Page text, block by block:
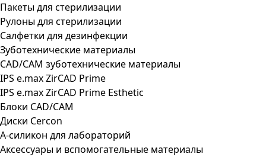
Пакеты для стерилизации
Рулоны для стерилизации
Салфетки для дезинфекции
Зуботехнические материалы
CAD/CAM зуботехнические материалы
IPS e.max ZirCAD Prime
IPS e.max ZirCAD Prime Esthetic
Блоки CAD/CAM
Диски Cercon
А-силикон для лабораторий
Аксессуары и вспомогательные материалы